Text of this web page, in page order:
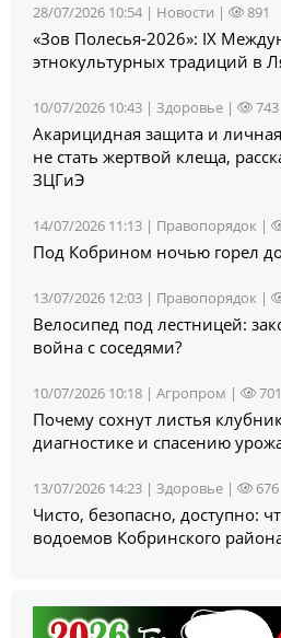
28/07/2026 10:54 | Новости | 891
«Зов Полесья‑2026»: IX
этнокультурных традиций в
10/07/2026 10:43 | Здоровье | 743
Акарицидная защита и
не стать жертвой клеща,
ЗЦГиЭ
14/07/2026 11:13 | Правопорядок |
Под Кобрином ночью горел
13/07/2026 12:03 | Правопорядок |
Велосипед под лестницей:
война с соседями?
10/07/2026 10:18 | Агропром | 701
Почему сохнут листья
диагностике и спасению
13/07/2026 14:23 | Здоровье | 676
Чисто, безопасно, доступно:
водоемов Кобринского